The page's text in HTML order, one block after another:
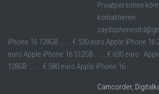
Privatpersonen
kontaktieren:
iPhone 16 128GB.......€ 530 euro Apple iPhone 16
euro Apple iPhone 16 512GB ......€ 630 euro
128GB .......€ 580 euro Apple iPhone 16 ...
Camcorder,